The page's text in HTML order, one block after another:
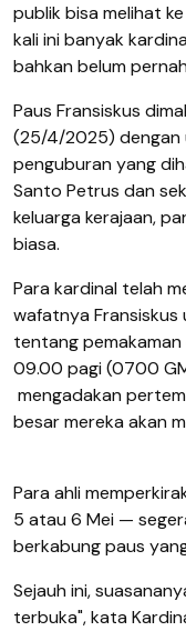
publik bisa melihat
kali ini banyak
bahkan belum
Paus Fransiskus
(25/4/2025) dengan
penguburan yang
Santo Petrus dan
keluarga kerajaan,
biasa.
Para kardinal telah
wafatnya Fransiskus
tentang pemakaman
09.00 pagi (0700
mengadakan
besar mereka akan
Para ahli
5 atau 6 Mei —
berkabung paus
Sejauh ini,
terbuka", kata